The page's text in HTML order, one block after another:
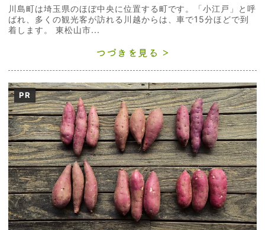
川島町は埼玉県のほぼ中央に位置する町です。「小江戸」と呼
ばれ、多くの観光客が訪れる川越からは、車で15分ほどで到
着します。 東松山市...
つづきを見る
PR